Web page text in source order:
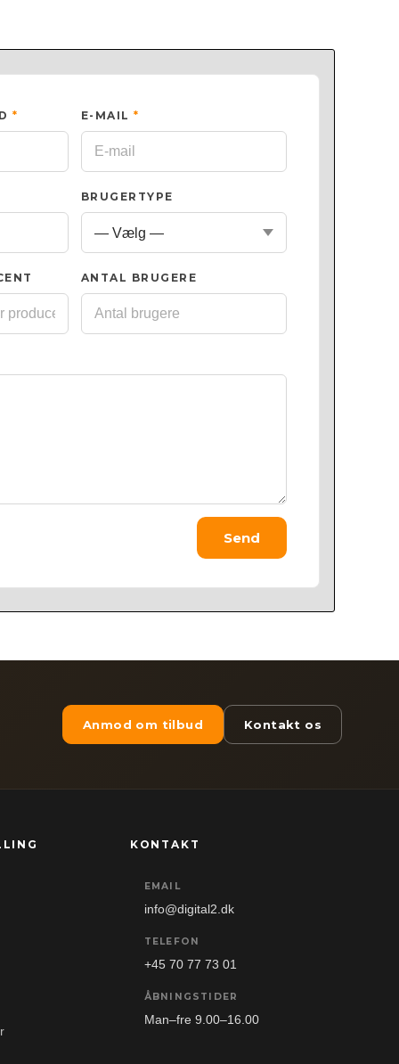
* E-MAIL *
BRUGERTYPE
ANTAL BRUGERE
Send
Anmod om tilbud Kontakt os
KONTAKT
EMAIL
info@digital2.dk
TELEFON
+45 70 77 73 01
ÅBNINGSTIDER
Man–fre 9.00–16.00